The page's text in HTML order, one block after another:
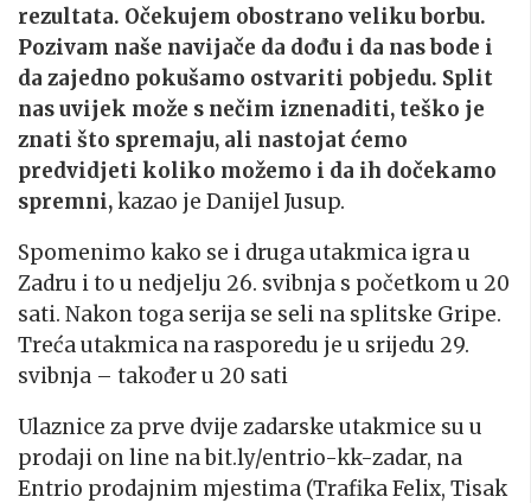
rezultata. Očekujem obostrano veliku borbu.
Pozivam naše navijače da dođu i da nas bode i
da zajedno pokušamo ostvariti pobjedu. Split
nas uvijek može s nečim iznenaditi, teško je
znati što spremaju, ali nastojat ćemo
predvidjeti koliko možemo i da ih dočekamo
spremni,kazao je Danijel Jusup.
Spomenimo kako se i druga utakmica igra u
Zadru i to u nedjelju 26. svibnja s početkom u 20
sati. Nakon toga serija se seli na splitske Gripe.
Treća utakmica na rasporedu je u srijedu 29.
svibnja – također u 20 sati
Ulaznice za prve dvije zadarske utakmice su u
prodaji on line na bit.ly/entrio-kk-zadar, na
Entrio prodajnim mjestima (Trafika Felix, Tisak